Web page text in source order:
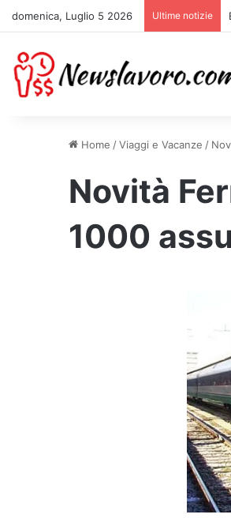
domenica, Luglio 5 2026 Ultime notizie
Home /Viaggi e Vacanze /
Novità
1000